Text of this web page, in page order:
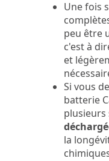
Une fois
peu être
c'est à
et
Si vous
batterie
plusieurs
la